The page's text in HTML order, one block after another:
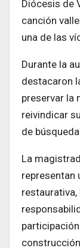
Diócesis de
canción
una de las
Durante la
destacaron
preservar la
reivindicar
de
La
representan